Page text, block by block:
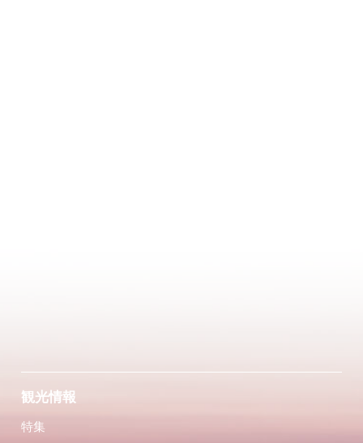
観光情報
特集